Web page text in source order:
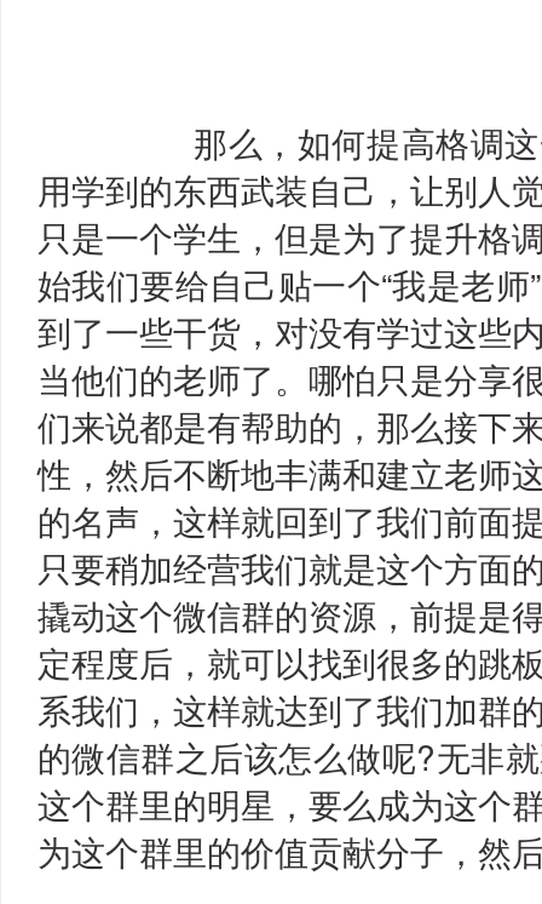
那么，如何提高格调
用学到的东西武装自己，让别人
只是一个学生，但是为了提升格
始我们要给自己贴一个“我是老
到了一些干货，对没有学过这些
当他们的老师了。哪怕只是分享
们来说都是有帮助的，那么接下
性，然后不断地丰满和建立老师
的名声，这样就回到了我们前面
只要稍加经营我们就是这个方面
撬动这个微信群的资源，前提是
定程度后，就可以找到很多的跳
系我们，这样就达到了我们加群
的微信群之后该怎么做呢?无非
这个群里的明星，要么成为这个
为这个群里的价值贡献分子，然